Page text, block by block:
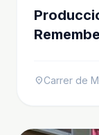
location_onCarrer de